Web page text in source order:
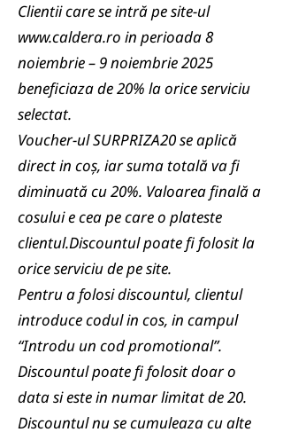
Clientii care se intră pe site-ul
www.caldera.ro in perioada 8
noiembrie – 9 noiembrie 2025
beneficiaza de 20% la orice serviciu
selectat.
Voucher-ul SURPRIZA20 se aplică
direct in coș, iar suma totală va fi
diminuată cu 20%. Valoarea finală a
cosului e cea pe care o plateste
clientul.Discountul poate fi folosit la
orice serviciu de pe site.
Pentru a folosi discountul, clientul
introduce codul in cos, in campul
“Introdu un cod promotional”.
Discountul poate fi folosit doar o
data si este in numar limitat de 20.
Discountul nu se cumuleaza cu alte